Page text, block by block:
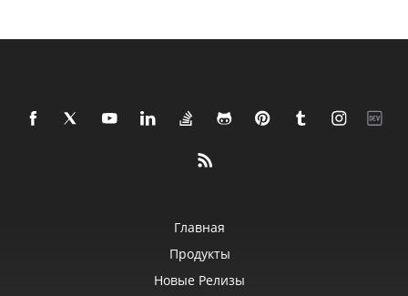
Главная
Продукты
Новые Релизы